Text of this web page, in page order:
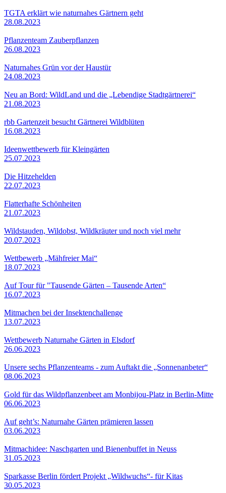
TGTA erklärt wie naturnahes Gärtnern geht
28.08.2023
Pflanzenteam Zauberpflanzen
26.08.2023
Naturnahes Grün vor der Haustür
24.08.2023
Neu an Bord: WildLand und die „Lebendige Stadtgärtnerei“
21.08.2023
rbb Gartenzeit besucht Gärtnerei Wildblüten
16.08.2023
Ideenwettbewerb für Kleingärten
25.07.2023
Die Hitzehelden
22.07.2023
Flatterhafte Schönheiten
21.07.2023
Wildstauden, Wildobst, Wildkräuter und noch viel mehr
20.07.2023
Wettbewerb „Mähfreier Mai“
18.07.2023
Auf Tour für "Tausende Gärten – Tausende Arten“
16.07.2023
Mitmachen bei der Insektenchallenge
13.07.2023
Wettbewerb Naturnahe Gärten in Elsdorf
26.06.2023
Unsere sechs Pflanzenteams - zum Auftakt die „Sonnenanbeter“
08.06.2023
Gold für das Wildpflanzenbeet am Monbijou-Platz in Berlin-Mitte
06.06.2023
Auf geht’s: Naturnahe Gärten prämieren lassen
03.06.2023
Mitmachidee: Naschgarten und Bienenbuffet in Neuss
31.05.2023
Sparkasse Berlin fördert Projekt „Wildwuchs“- für Kitas
30.05.2023